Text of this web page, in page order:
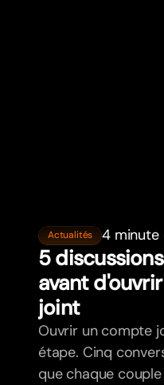
Actualités 4 minute
5
avant
joint
Ouvrir un compte
étape. Cinq
que chaque